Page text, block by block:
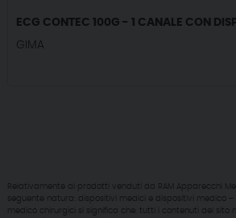
ECG CONTEC 100G - 1 CANALE CON
GIMA
Relativamente ai prodotti venduti da RAM Apparecchi
seguente natura: dispositivi medici e dispositivi medico –
medico chirurgici si significa che: tutti i contenuti del sito